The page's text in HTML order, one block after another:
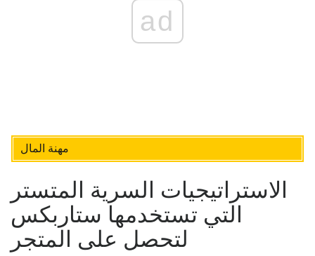
ad
مهنة المال
الاستراتيجيات السرية المتستر
التي تستخدمها ستاربكس
لتحصل على المتجر